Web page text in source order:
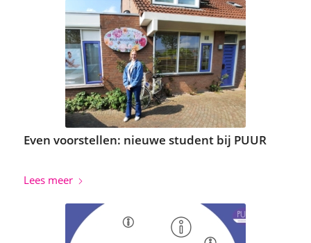
Even voorstellen: nieuwe student bij PUUR
Lees meer